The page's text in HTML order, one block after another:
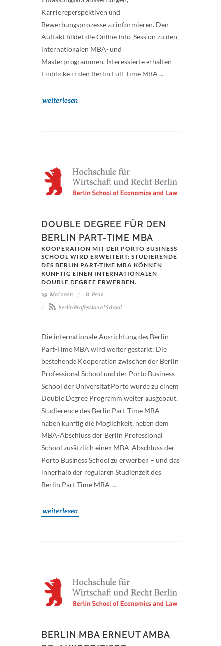
Karriereperspektiven und
Bewerbungsprozesse zu informieren. Den
Auftakt bildet die Online Info-Session zu den
internationalen MBA- und
Masterprogrammen. Interessierte erhalten
Einblicke in den Berlin Full-Time MBA ...
weiterlesen
DOUBLE DEGREE FÜR DEN
BERLIN PART-TIME MBA
KOOPERATION MIT DER PORTO BUSINESS
SCHOOL WIRD ERWEITERT: STUDIERENDE
DES BERLIN PART-TIME MBA KÖNNEN
KÜNFTIG EINEN INTERNATIONALEN
DOUBLE DEGREE ERWERBEN.
29. Mai 2026
B. Penz
Berlin Professional School
Die internationale Ausrichtung des Berlin
Part-Time MBA wird weiter gestärkt: Die
bestehende Kooperation zwischen der Berlin
Professional School und der Porto Business
School der Universität Porto wurde zu einem
Double Degree Programm weiter ausgebaut.
Studierende des Berlin Part-Time MBA
haben künftig die Möglichkeit, neben dem
MBA-Abschluss der Berlin Professional
School zusätzlich einen MBA-Abschluss der
Porto Business School zu erwerben – und das
innerhalb der regulären Studienzeit des
Berlin Part-Time MBA. ...
weiterlesen
BERLIN MBA ERNEUT AMBA